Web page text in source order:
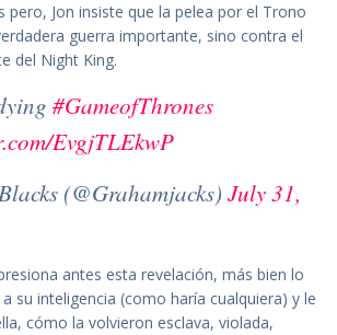
pero, Jon insiste que la pelea por el Trono
guerra importante, sino contra el
del Night King.
#GameofThrones
EvgjTLEkwP
(@Grahamjacks) July 31,
antes esta revelación, más bien lo
su inteligencia (como haría cualquiera) y le
cómo la volvieron esclava, violada,